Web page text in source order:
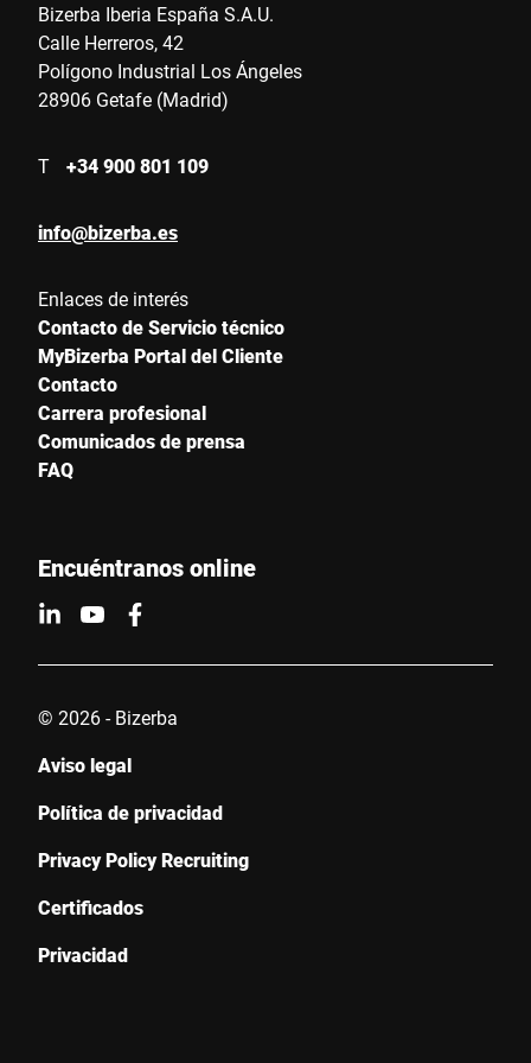
Bizerba Iberia España S.A.U.
Calle Herreros, 42
Polígono Industrial Los Ángeles
28906 Getafe (Madrid)
T +34 900 801 109
info@bizerba.es
Enlaces de interés
Contacto de Servicio técnico
MyBizerba Portal del Cliente
Contacto
Carrera profesional
Comunicados de prensa
FAQ
Encuéntranos online
© 2026 - Bizerba
Aviso legal
Política de privacidad
Privacy Policy Recruiting
Certificados
Privacidad